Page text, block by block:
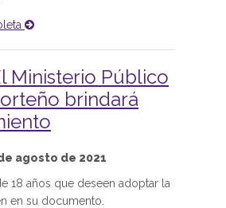
Ministerio Público
brindará
agosto de 2021
18 años que deseen adoptar la
en su documento.